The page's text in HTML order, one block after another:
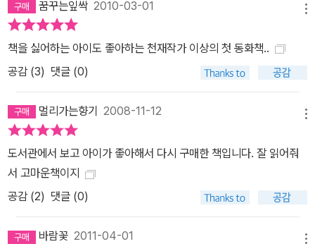
꿈꾸는잎싹 2010-03-01
책을 싫어하는 아이도 좋아하는 천재작가 이상의 첫 동화책..
공감 (3) 댓글 (0)
멀리가는향기 2008-11-12
도서관에서 보고 아이가 좋아해서 다시 구매한 책입니다. 잘 읽어줘
서 고마운책이지
공감 (2) 댓글 (0)
바람꽃 2011-04-01